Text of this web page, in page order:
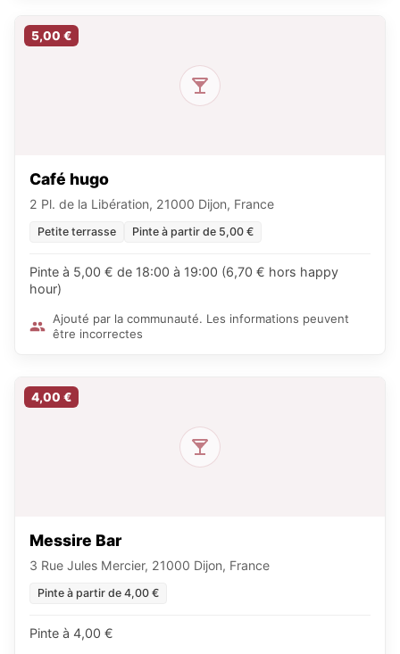
5,00 €
Café hugo
2 Pl. de la Libération, 21000 Dijon, France
Petite terrasse Pinte à partir de 5,00 €
Pinte à 5,00 € de 18:00 à 19:00 (6,70 € hors happy
hour)
Ajouté par la communauté. Les informations peuvent
être incorrectes
4,00 €
Messire Bar
3 Rue Jules Mercier, 21000 Dijon, France
Pinte à partir de 4,00 €
Pinte à 4,00 €